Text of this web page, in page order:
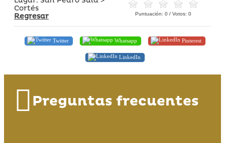
Cortés
Regresar
Puntuación: 0 / Votos: 0
Twitter Whatsapp Pinterest
LinkedIn
Preguntas frecuentes